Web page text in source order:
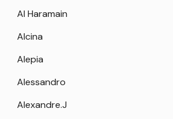
Al Haramain
Alcina
Alepia
Alessandro
Alexandre.J